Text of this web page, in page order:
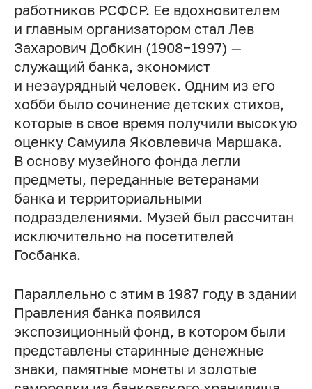
работников РСФСР. Ее вдохновителем
и главным организатором стал Лев
Захарович Добкин (1908−1997) —
служащий банка, экономист
и незаурядный человек. Одним из его
хобби было сочинение детских стихов,
которые в свое время получили высокую
оценку Самуила Яковлевича Маршака.
В основу музейного фонда легли
предметы, переданные ветеранами
банка и территориальными
подразделениями. Музей был рассчитан
исключительно на посетителей
Госбанка.
Параллельно с этим в 1987 году в здании
Правления банка появился
экспозиционный фонд, в котором были
представлены старинные денежные
знаки, памятные монеты и золотые